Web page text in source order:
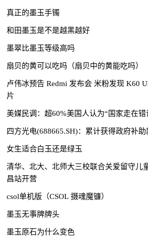
真正的墨玉手镯
和田墨玉是不是越黑越好
墨翠比墨玉等级高吗
扇贝的黄可以吃吗（扇贝中的黄能吃吗）
卢伟冰预告 Redmi 发布会 米粉发现 K60
片
美媒民调：超60%美国人认为“国家走在错
四方光电(688665.SH)：累计获得政府补
女生适合白玉还是绿玉
清华、北大、北师大三校联合关爱留守儿
昌站开营
csol单机版（CSOL 摄魂魔镰）
墨玉无事牌牌头
墨玉原石为什么变色